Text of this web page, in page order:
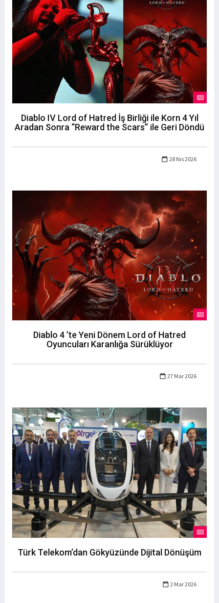
Diablo IV Lord of Hatred İş Birliği ile Korn 4 Yıl
Aradan Sonra “Reward the Scars” ile Geri Döndü
28 Nis 2026
Diablo 4 ’te Yeni Dönem Lord of Hatred
Oyuncuları Karanlığa Sürüklüyor
27 Mar 2026
Türk Telekom’dan Gökyüzünde Dijital Dönüşüm
2 Mar 2026